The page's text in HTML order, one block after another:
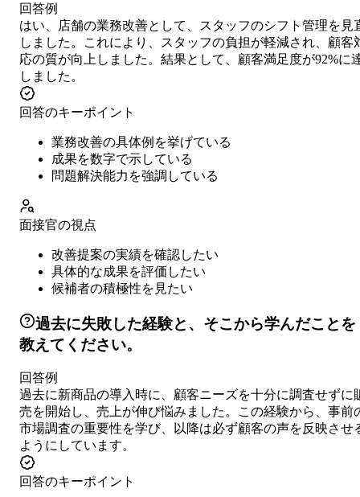
回答例
はい、店舗の業務改善として、スタッフのシフト管理を見
しました。これにより、スタッフの負担が軽減され、顧客
応の質が向上しました。結果として、顧客満足度が92%に
しました。
回答のキーポイント
業務改善の具体例を挙げている
成果を数字で示している
問題解決能力を強調している
面接官の視点
改善提案の実績を確認したい
具体的な成果を評価したい
候補者の積極性を見たい
過去に失敗した経験と、そこから学んだことを
教えてください。
回答例
過去に新商品の導入時に、顧客ニーズを十分に調査せずに
売を開始し、売上が伸び悩みました。この経験から、事前
市場調査の重要性を学び、以降は必ず顧客の声を反映させ
ようにしています。
回答のキーポイント